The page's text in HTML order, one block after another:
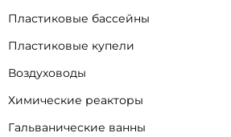
Пластиковые бассейны
Пластиковые купели
Воздуховоды
Химические реакторы
Гальванические ванны